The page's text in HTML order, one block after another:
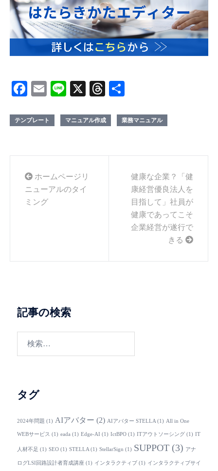
Facebook
EmailLineX Threads
テンプレート マニュアル作成 業務マニュアル
ホームページリ
ニューアルのタイ
ミング
健康な企業？「健
康経営優良法人を
目指して」社員が
健康であってこそ
企業経営が遂行で
きる
記事の検索
タグ
2024年問題 (1) AIアバター (2) AIアバター STELLA (1) All in One
WEBサービス (1) eada (1) Edge-AI (1) IctBPO (1) ITアウトソーシング (1) IT
人材不足 (1) SEO (1) STELLA (1) StellarSign (1) SUPPOT (3) アナ
ログLSI回路設計者育成講座 (1) インタラクティブ (1) インタラクティブサイ